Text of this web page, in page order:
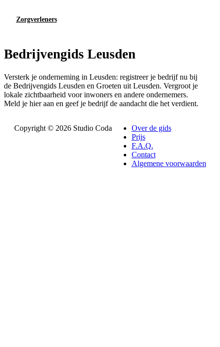
Zorgverleners
Bedrijvengids Leusden
Versterk je onderneming in Leusden: registreer je bedrijf nu bij
de Bedrijvengids Leusden en Groeten uit Leusden. Vergroot je
lokale zichtbaarheid voor inwoners en andere ondernemers.
Meld je hier aan en geef je bedrijf de aandacht die het verdient.
Copyright © 2026 Studio Coda
Over de gids
Prijs
F.A.Q.
Contact
Algemene voorwaarden